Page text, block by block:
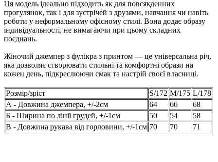
Ця модель ідеально підходить як для повсякденних
прогулянок, так і для зустрічей з друзями, навчання чи навіть
роботи у неформальному офісному стилі. Вона додає образу
індивідуальності, не вимагаючи при цьому складних
поєднань.
Жіночий джемпер з фулікра з принтом — це універсальна річ,
яка дозволяє створювати стильні та комфортні образи на
кожен день, підкреслюючи смак та настрій своєї власниці.
Розмір/зріст S/172 M/175 L/178
А - Довжина джемпера, +/-2см
64 66
68
Б - Ширина по лінії грудей, +/-1см
50 54
58
В - Довжина рукава від горловини, +/-1см 70 70 71